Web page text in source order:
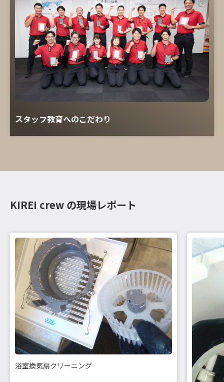
スタッフ教育へのこだわり
KIREI crew の現場レポート
浴室換気扇クリーニング